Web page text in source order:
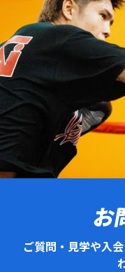
お
ご質問・見学や入